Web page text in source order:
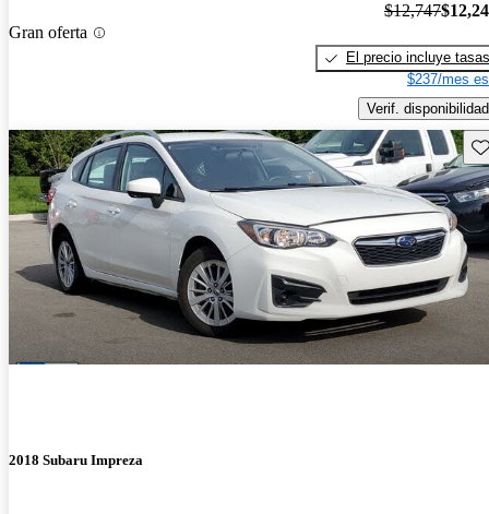
Gran oferta
$12,747
El precio incluye tasas
$237/mes
Verif. disponibilidad
2018 Subaru Impreza